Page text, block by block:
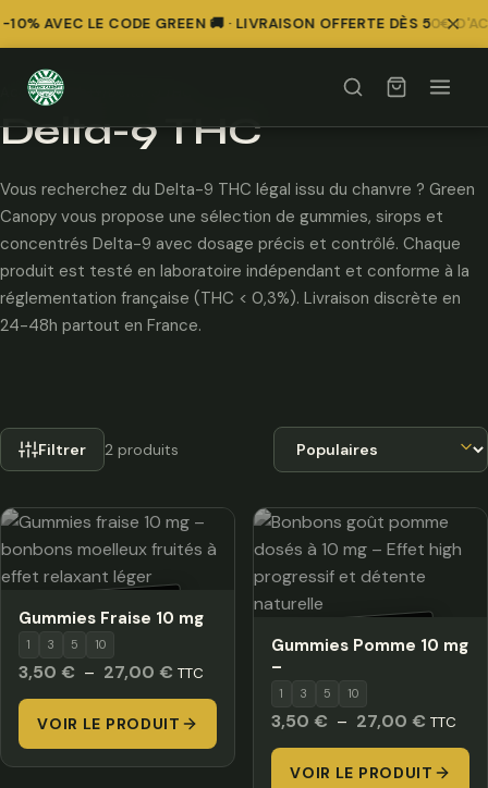
AVEC LE CODE GREEN 🚚 · LIVRAISON OFFERTE DÈS 50€
Accueil/High++
Delta-9 THC
Vous recherchez du Delta-9 THC légal issu du chanvre ? Green
Canopy vous propose une sélection de gummies, sirops et
concentrés Delta-9 avec dosage précis et contrôlé. Chaque
produit est testé en laboratoire indépendant et conforme à la
réglementation française (THC < 0,3%). Livraison discrète en
24-48h partout en France.
Filtrer 2 produits Trier par
HORS STOCK
Gummies Fraise 10 mg
1 3 5 10
3,50 € – 27,00 € Plage
de
prix :
3,50 €
TTC
VOIR LE PRODUIT
Comparer
HORS STOCK
Gummies Pomme 10 mg
–
1 3 5 10
3,50 € – 27,00 € Plage
de
prix :
TTC
VOIR LE PRODUIT
Comparer